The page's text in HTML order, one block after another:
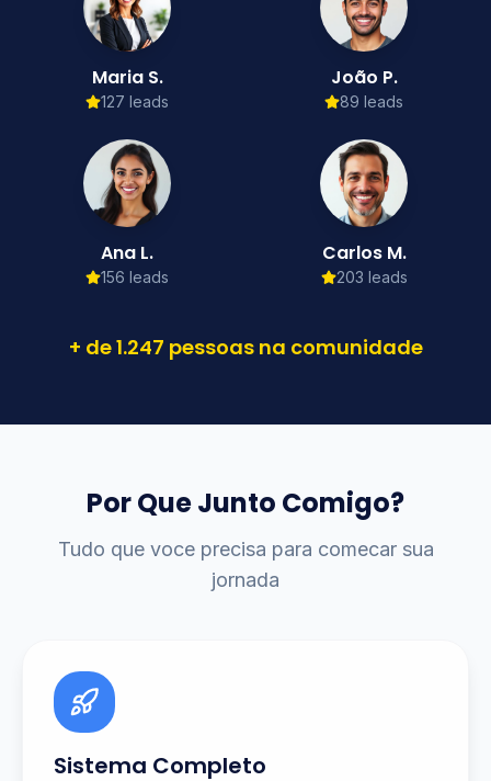
Maria S.
127 leads
João P.
89 leads
Ana L.
156 leads
Carlos M.
203 leads
+ de 1.247 pessoas na comunidade
Por Que Junto Comigo?
Tudo que voce precisa para comecar sua
jornada
Sistema Completo